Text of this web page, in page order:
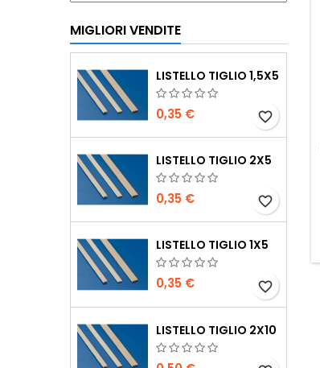
MIGLIORI VENDITE
LISTELLO TIGLIO 1,5X5
0,35 € favorite_border
LISTELLO TIGLIO 2X5
0,35 € favorite_border
LISTELLO TIGLIO 1X5
0,35 € favorite_border
LISTELLO TIGLIO 2X10